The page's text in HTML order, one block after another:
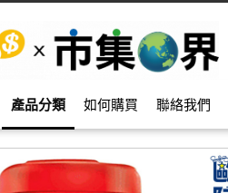
產品分類 如何購買 聯絡我們